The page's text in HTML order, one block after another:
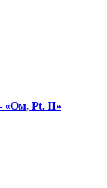
«Ом, Pt. II»